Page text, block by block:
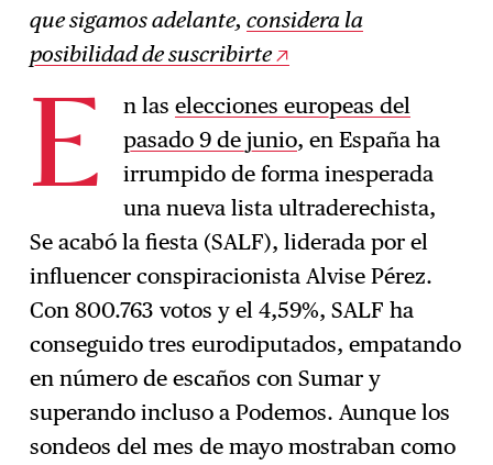
que sigamos adelante,considera la
posibilidad de suscribirte
E n laselecciones europeas del
pasado 9 de junio, en España ha
irrumpido de forma inesperada
una nueva lista ultraderechista,
Se acabó la fiesta (SALF), liderada por el
influencer conspiracionista Alvise Pérez.
Con 800.763 votos y el 4,59%, SALF ha
conseguido tres eurodiputados, empatando
en número de escaños con Sumar y
superando incluso a Podemos. Aunque los
sondeos del mes de mayo mostraban como